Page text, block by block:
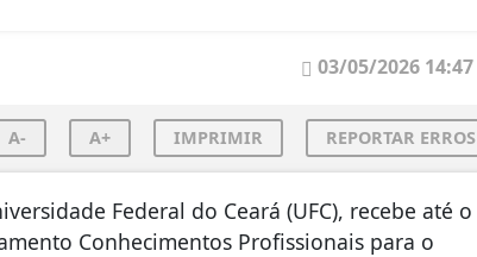
03/05/2026 14:47
A- A+ IMPRIMIR REPORTAR ERROS
Federal do Ceará (UFC), recebe até o
Conhecimentos Profissionais para o